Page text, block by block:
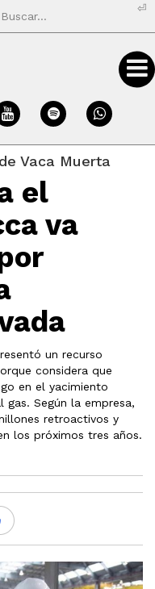
⏎
Vaca Muerta
el
va
un recurso
considera que
en el yacimiento
Según la empresa,
retroactivos y
los próximos tres años.